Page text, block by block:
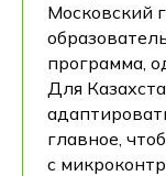
Московский
программа,
Для
главное,
с